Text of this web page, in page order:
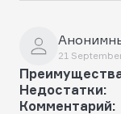
21
Недостатки:
Комментарий: